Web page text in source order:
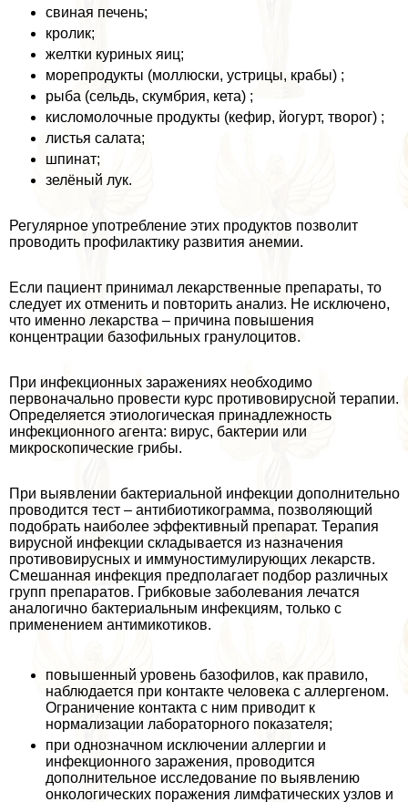
свиная печень;
кролик;
желтки куриных яиц;
морепродукты (моллюски, устрицы, кpaбы) ;
рыба (сельдь, скумбрия, кета) ;
кисломолочные продукты (кефир, йогурт, творог) ;
листья салата;
шпинат;
зелёный лук.
Регулярное употрeбление этих продуктов позволит
проводить профилактику развития анемии.
Если пациент принимал лекарственные препараты, то
следует их отменить и повторить анализ. Не исключено,
что именно лекарства – причина повышения
концентрации базофильных гранулоцитов.
При инфекционных заражениях необходимо
первоначально провести курс противовирусной терапии.
Определяется этиологическая принадлежность
инфекционного агента: вирус, бактерии или
микроскопические грибы.
При выявлении бактериальной инфекции дополнительно
проводится тест – антибиотикограмма, позволяющий
подобрать наиболее эффективный препарат. Терапия
вирусной инфекции складывается из назначения
противовирусных и иммуностимулирующих лекарств.
Смешанная инфекция предполагает подбор различных
групп препаратов. Грибковые заболевания лечатся
аналогично бактериальным инфекциям, только с
применением антимикотиков.
повышенный уровень базофилов, как правило,
наблюдается при контакте человека с аллергеном.
Ограничение контакта с ним приводит к
нормализации лабораторного показателя;
при однозначном исключении аллергии и
инфекционного заражения, проводится
дополнительное исследование по выявлению
oнкoлoгических поражения лимфатических узлов и